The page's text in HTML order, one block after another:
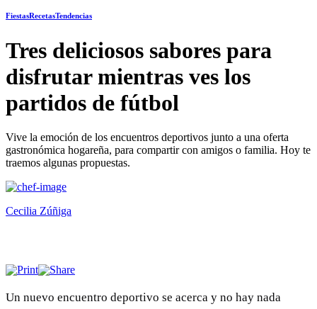
FiestasRecetasTendencias
Tres deliciosos sabores para
disfrutar mientras ves los
partidos de fútbol
Vive la emoción de los encuentros deportivos junto a una oferta
gastronómica hogareña, para compartir con amigos o familia. Hoy te
traemos algunas propuestas.
Cecilia Zúñiga
Un nuevo encuentro deportivo se acerca y no hay nada